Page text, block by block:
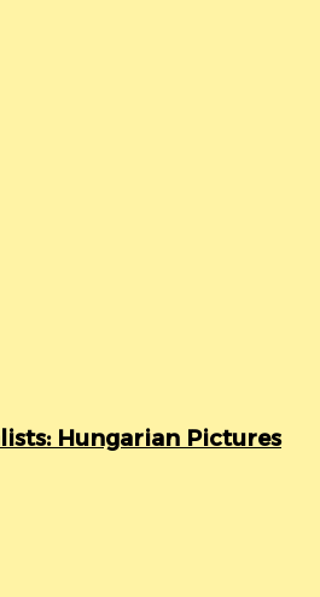
Hungarian Pictures